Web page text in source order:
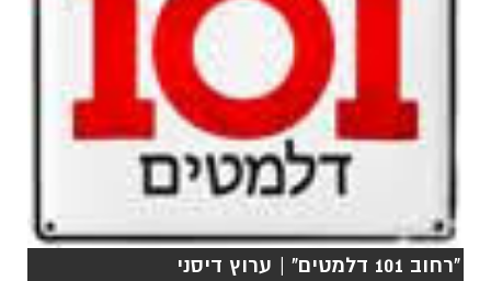
"רחוב 101 דלמטים" | ערוץ דיסני